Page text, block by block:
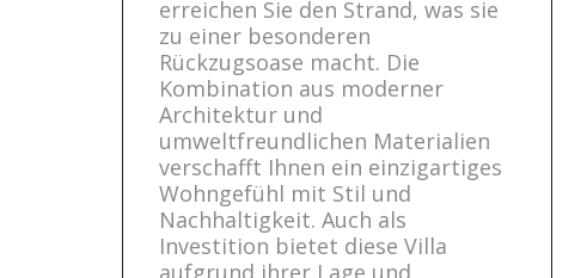
erreichen Sie den Strand, was sie
zu einer besonderen
Rückzugsoase macht. Die
Kombination aus moderner
Architektur und
umweltfreundlichen Materialien
verschafft Ihnen ein einzigartiges
Wohngefühl mit Stil und
Nachhaltigkeit. Auch als
Investition bietet diese Villa